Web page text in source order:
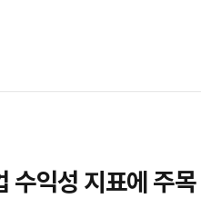
수익성 지표에 주목